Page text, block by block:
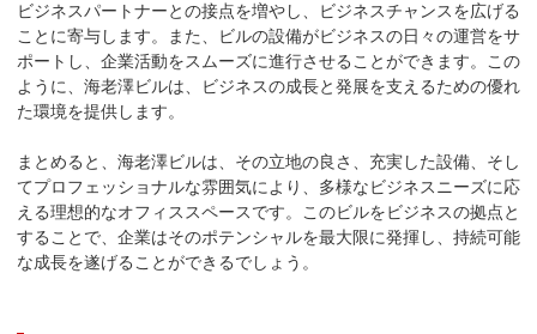
ビジネスパートナーとの接点を増やし、ビジネスチャンスを広げる
ことに寄与します。また、ビルの設備がビジネスの日々の運営をサ
ポートし、企業活動をスムーズに進行させることができます。この
ように、海老澤ビルは、ビジネスの成長と発展を支えるための優れ
た環境を提供します。
まとめると、海老澤ビルは、その立地の良さ、充実した設備、そし
てプロフェッショナルな雰囲気により、多様なビジネスニーズに応
える理想的なオフィススペースです。このビルをビジネスの拠点と
することで、企業はそのポテンシャルを最大限に発揮し、持続可能
な成長を遂げることができるでしょう。